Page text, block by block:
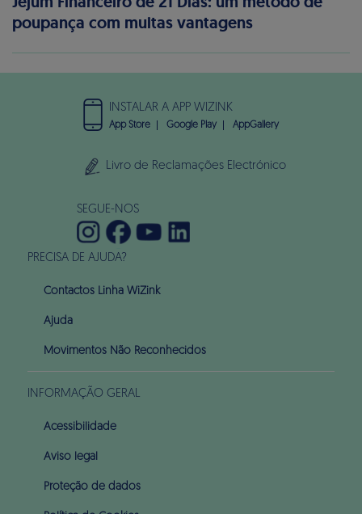
poupança com muitas vantagens
PRECISA DE AJUDA?
Contactos Linha WiZink
Ajuda
Movimentos Não Reconhecidos
INFORMAÇÃO GERAL
Acessibilidade
Aviso legal
Proteção de dados
INSTALAR A APP WIZINK
App Store Google Play AppGallery
Livro de Reclamações Electrónico
SEGUE-NOS